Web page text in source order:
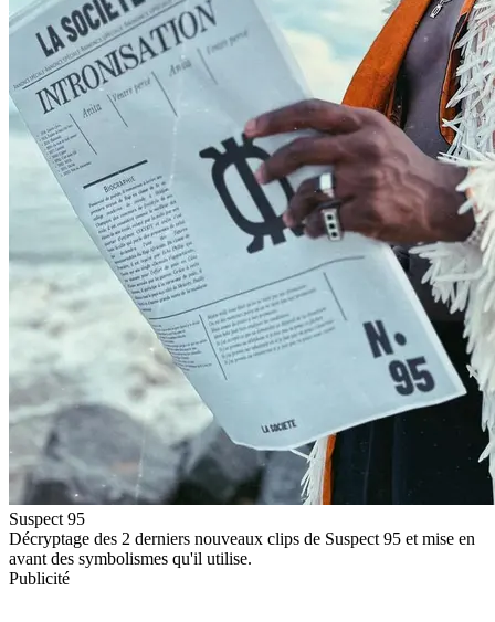
Suspect 95
Décryptage des 2 derniers nouveaux clips de Suspect 95 et mise en
avant des symbolismes qu'il utilise.
Publicité